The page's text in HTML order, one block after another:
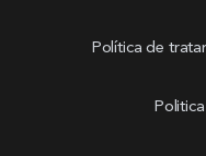
Política de